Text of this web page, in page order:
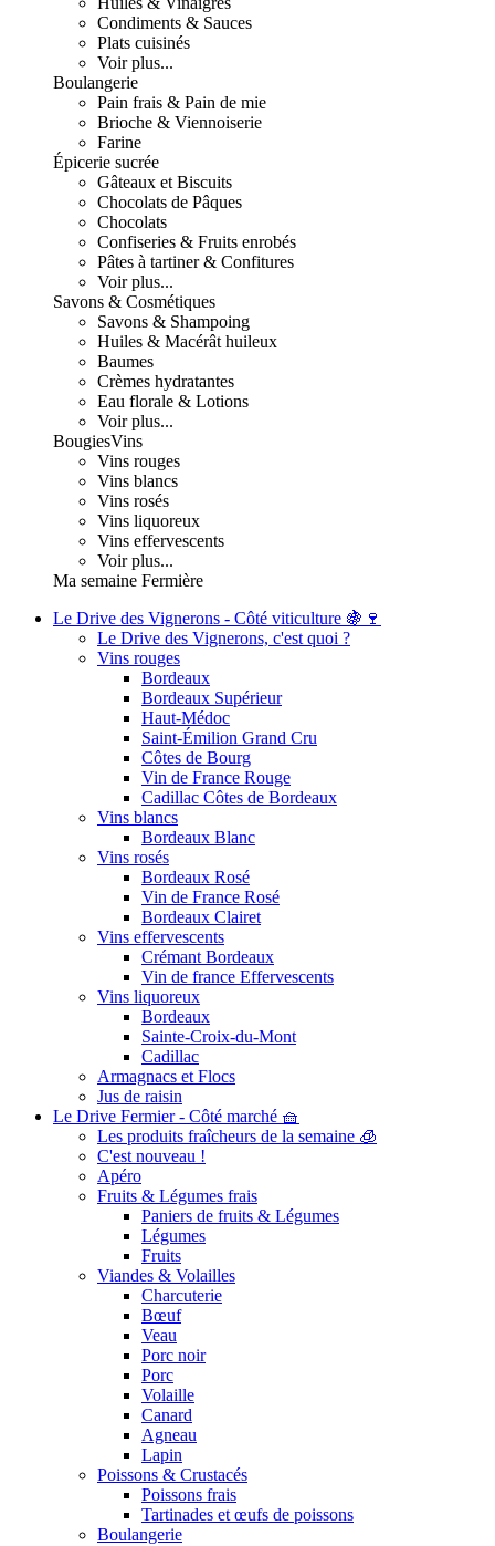
Condiments & Sauces
Plats cuisinés
Voir plus...
Boulangerie
Pain frais & Pain de mie
Brioche & Viennoiserie
Farine
Épicerie sucrée
Gâteaux et Biscuits
Chocolats de Pâques
Chocolats
Confiseries & Fruits enrobés
Pâtes à tartiner & Confitures
Voir plus...
Savons & Cosmétiques
Savons & Shampoing
Huiles & Macérât huileux
Baumes
Crèmes hydratantes
Eau florale & Lotions
Voir plus...
BougiesVins
Vins rouges
Vins blancs
Vins rosés
Vins liquoreux
Vins effervescents
Voir plus...
Ma semaine Fermière
Le Drive des Vignerons - Côté viticulture 🍇🍷
Le Drive des Vignerons, c'est quoi ?
Vins rouges
Bordeaux
Bordeaux Supérieur
Haut-Médoc
Saint-Émilion Grand Cru
Côtes de Bourg
Vin de France Rouge
Cadillac Côtes de Bordeaux
Vins blancs
Bordeaux Blanc
Vins rosés
Bordeaux Rosé
Vin de France Rosé
Bordeaux Clairet
Vins effervescents
Crémant Bordeaux
Vin de france Effervescents
Vins liquoreux
Bordeaux
Sainte-Croix-du-Mont
Cadillac
Armagnacs et Flocs
Jus de raisin
Le Drive Fermier - Côté marché 🧺
Les produits fraîcheurs de la semaine 🧊
C'est nouveau !
Apéro
Fruits & Légumes frais
Paniers de fruits & Légumes
Légumes
Fruits
Viandes & Volailles
Charcuterie
Bœuf
Veau
Porc noir
Porc
Volaille
Canard
Agneau
Lapin
Poissons & Crustacés
Poissons frais
Tartinades et œufs de poissons
Boulangerie